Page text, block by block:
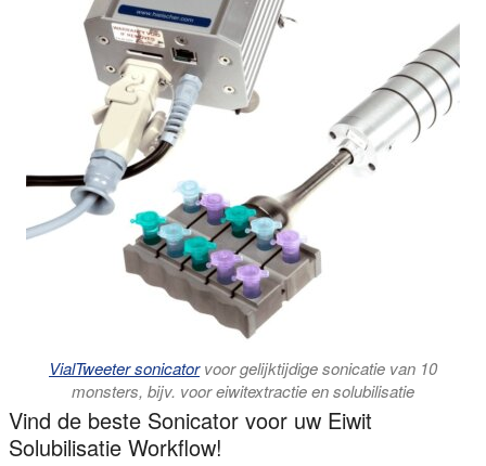
VialTweeter sonicatorvoor gelijktijdige sonicatie van 10
monsters, bijv. voor eiwitextractie en solubilisatie
Vind de beste Sonicator voor uw Eiwit
Solubilisatie Workflow!